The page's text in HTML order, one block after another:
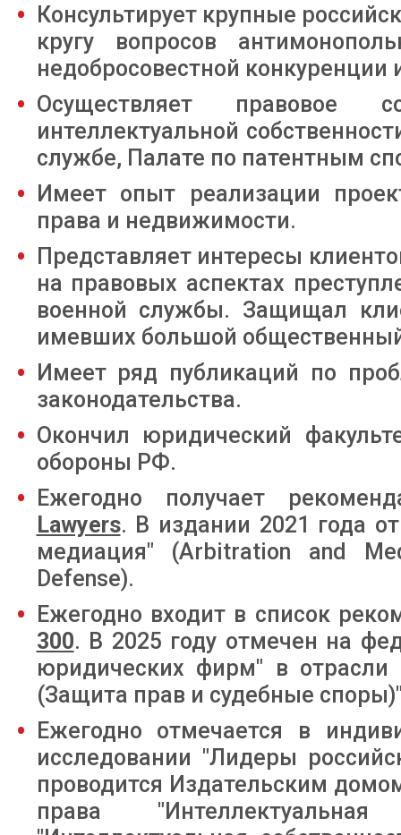
Консультирует крупные
кругу вопросов
недобросовестной конкуренции
Осуществляет правовое
интеллектуальной
службе, Палате по патентным
Имеет опыт реализации
права и недвижимости.
Представляет интересы
на правовых аспектах
военной службы. Защищал
имевших большой
Имеет ряд публикаций по
законодательства.
Окончил юридический
обороны РФ.
Ежегодно получает
Lawyers. В издании 2021 года
медиация" (Arbitration and
Defense).
Ежегодно входит в список
300. В 2025 году отмечен на
юридических фирм" в отрасли
(Защита прав и судебные
Ежегодно отмечается в
исследовании "Лидеры
проводится Издательским
права "Интеллектуальная